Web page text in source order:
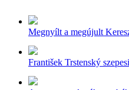
Megnyílt a megújult
František Trstenský